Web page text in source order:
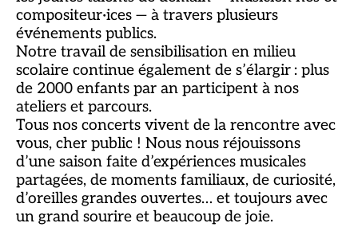
compositeur·ices — à travers plusieurs
événements publics.
Notre travail de sensibilisation en milieu
scolaire continue également de s’élargir : plus
de 2000 enfants par an participent à nos
ateliers et parcours.
Tous nos concerts vivent de la rencontre avec
vous, cher public ! Nous nous réjouissons
d’une saison faite d’expériences musicales
partagées, de moments familiaux, de curiosité,
d’oreilles grandes ouvertes… et toujours avec
un grand sourire et beaucoup de joie.